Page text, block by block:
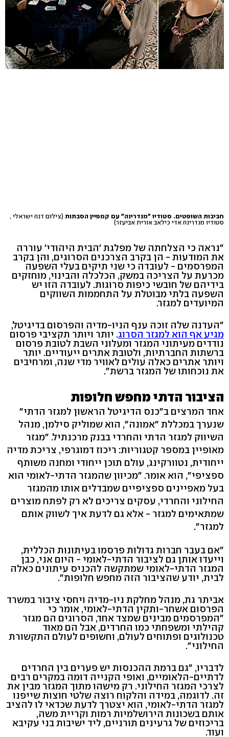
חביבות השופטים. סטודיו "מנדרינה" עם קמפיין הסבתות (צילום דנה ישראלי ,
סטודיו מנדרינה אדי כילאב אורית אביעזר)
"נראה כי הצלחתה של מפלגת 'הבית היהודי' עוררה
את המודעות - הן בקרב הצרכנים הסרוגים, והן בקרב
המפרסמים - לעובדה כי שני תיקים בעלי השפעה
מכרעת על הצריכה במשק, הכלכלה והבינוי, מוחזקים
בידיהם של חובשי כיפות סרוגות. לעובדה הזו יש
השפעה בלתי מבוטלת על התחממות השווקים
המיועדים למגזר.
"העדנה שלה זוכה ענף הניו-מדיה והפרסום בדיגיטל,
מגיע אף הוא למגזר הסרוג. יותר ויותר תקציבי פרסום
נודדים מעיתוני המגזר ומעלוני השבת לטובת פרסום
ברשתות החברתיות, ולטובת אתרים ייעודיים. יותר
ויותר אתרים כאלה עולים לאוויר מדי שנה, ומרחיבים
את נוכחותו של המגזר ברשת".
הציבור הדתי מחפש חלופות
אחד המרצים ב"כנס הדיגיטל הראשון למגזר הדתי"
שנערך במכללת "אמונה", הוא שמוליק סילמן, מנהל
השיווק למגזר הדתי והחרדי בבנק מרכנתיל. "מגזר
מאופיין במספר קטגוריות: ריכוז דמוגרפי, צריכת מדיה
ייחודית, נטוורקינג, עולם תוכן ייחודי ומחנה משותף
ספציפי", הוא אומר. "מכיוון שהמגזר הדתי-לאומי הוא
בעל מאפיינים ספציפיים שמבדלים אותו מהמגזר
החילוני והחרדי, עסקים צריכים לא רק לפתח מוצרים
שמתאימים למגזר - אלא גם לדעת איך לשווק אותם
למגזר".
"אם בעבר חברות גדולות פרסמו בעיתונות הכללית,
וייעדו אותן גם לציבור הדתי-לאומי - היום אני, כבן
המגזר הדתי-לאומי שמתקשה להכניס עיתונים כאלה
לבית, יודע שהציבור הזה מחפש חלופות".
אביתר גת, מנהל מחלקת ניו-מדיה ויחסי ציבור במשרד
הפרסום אשחר-ותקין הדתי-לאומי, אומר כי
"המפרסמים מבינים שמצד אחד, הסרוגים הם מגזר
קהילתי ומשפחתי כמו החרדים, אבל הם מאוד
טכנולוגים ופתוחים לעולם, וחשופים לעולם התקשורת
החילוני".
לדבריו, "גם ברמת ההכנסות יש פערים בין החרדים
לדתיים-הלאומיים, ואופי הקנייה דומה במקרים רבים
לצרכי המגזר החילוני. רק מישהו מתוך המגזר מבין את
זה. לדוגמה, במידה והלקוח רוצה שלטי חוצות שייפנו
למגזר הדתי-לאומי, הוא יצטרך לדעת שכדאי לו להציב
אותם בשכונות הירושלמיות רמות וקריית משה,
בריכוזים של גרעינים תורניים, ליד ישיבות בני עקיבא
ועוד.